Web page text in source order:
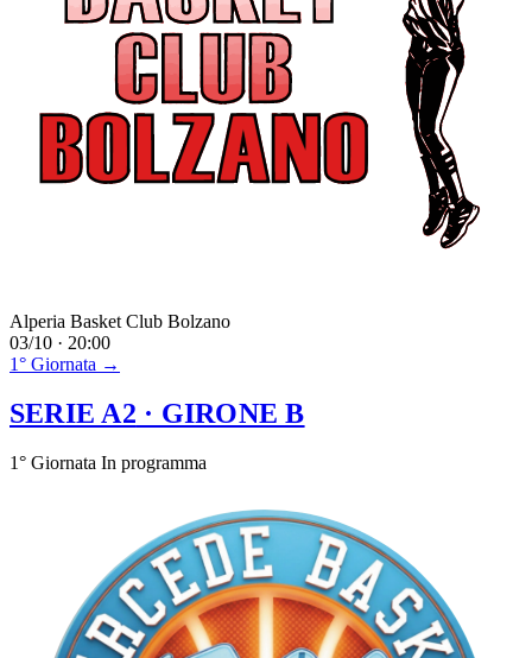
Alperia Basket Club Bolzano
03/10 · 20:00
1° Giornata →
SERIE A2 · GIRONE B
1° Giornata In programma